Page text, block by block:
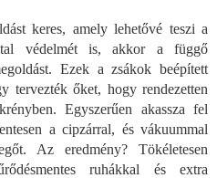
e
m
e
i
keres, amely lehetővé teszi a
védelmét is, akkor a függő
Ezek a zsákok beépített
tervezték őket, hogy rendezetten
Egyszerűen akassza fel
a cipzárral, és vákuummal
Az eredmény? Tökéletesen
ruhákkal és extra